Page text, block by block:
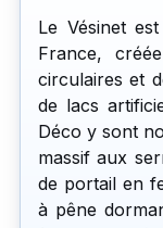
Le Vésinet
France,
circulaires et
de lacs
Déco y sont
massif aux
de portail en
à pêne